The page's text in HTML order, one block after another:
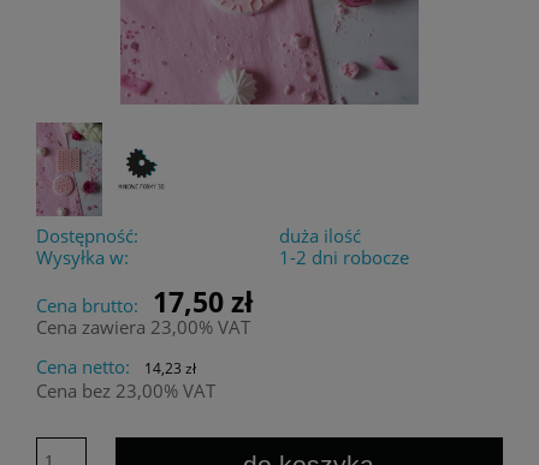
Dostępność:
duża ilość
Wysyłka w:
1-2 dni robocze
Cena brutto:
17,50 zł
Cena zawiera 23,00% VAT
Cena netto:
14,23 zł
Cena bez 23,00% VAT